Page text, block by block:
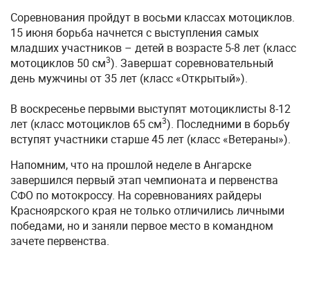
Соревнования пройдут в восьми классах мотоциклов.
15 июня борьба начнется с выступления самых
младших участников – детей в возрасте 5-8 лет (класс
мотоциклов 50 см3). Завершат соревновательный
день мужчины от 35 лет (класс «Открытый»).
В воскресенье первыми выступят мотоциклисты 8-12
лет (класс мотоциклов 65 см3). Последними в борьбу
вступят участники старше 45 лет (класс «Ветераны»).
Напомним, что на прошлой неделе в Ангарске
завершился первый этап чемпионата и первенства
СФО по мотокроссу. На соревнованиях райдеры
Красноярского края не только отличились личными
победами, но и заняли первое место в командном
зачете первенства.